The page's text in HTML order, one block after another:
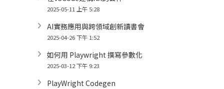
2025-05-11 上午 5:28
AI實務應用與跨領域創新讀書會
2025-04-26 下午 1:52
如何用 Playwright 撰寫參數化
2025-03-12 下午 9:23
PlayWright Codegen